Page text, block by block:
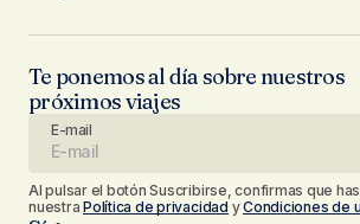
Te ponemos al día sobre nuestros
próximos viajes
E-mail
Al pulsar el botón Suscribirse, confirmas que
nuestraPolítica de privacidad yCondiciones de